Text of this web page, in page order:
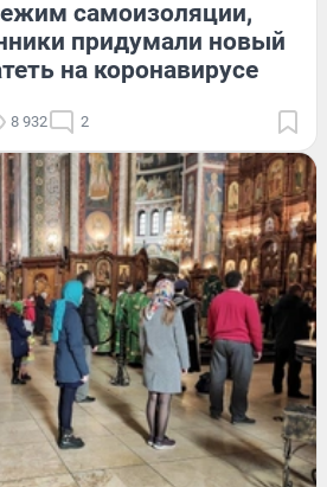
самоизоляции,
придумали новый
на коронавирусе
8 932 2